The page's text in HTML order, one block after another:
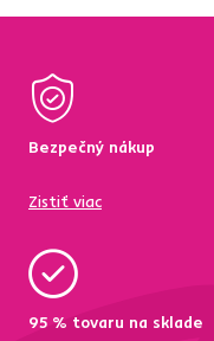
Bezpečný nákup
Zistiť viac
95 % tovaru na sklade